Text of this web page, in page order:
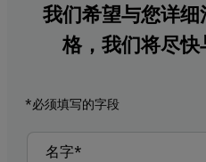
我们希望与您详
格，我们将尽快
*必须填写的字段